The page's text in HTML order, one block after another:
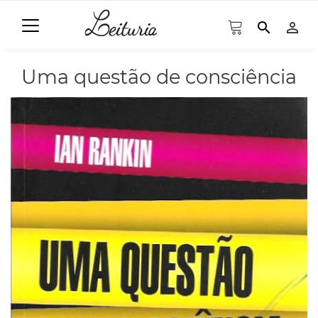
search person_outline
Uma questão de consciência